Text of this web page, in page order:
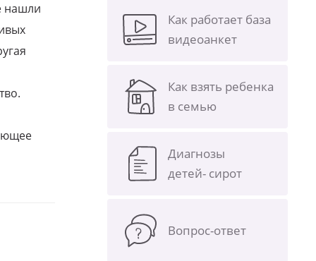
нашли
Как работает база
видеоанкет
Как взять ребенка
в семью
Диагнозы
детей- сирот
Вопрос-ответ